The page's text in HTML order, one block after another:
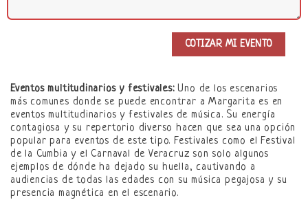
Eventos multitudinarios y festivales:Uno de los escenarios
más comunes donde se puede encontrar a Margarita es en
eventos multitudinarios y festivales de música. Su energía
contagiosa y su repertorio diverso hacen que sea una opción
popular para eventos de este tipo. Festivales como el Festival
de la Cumbia y el Carnaval de Veracruz son solo algunos
ejemplos de dónde ha dejado su huella, cautivando a
audiencias de todas las edades con su música pegajosa y su
presencia magnética en el escenario.